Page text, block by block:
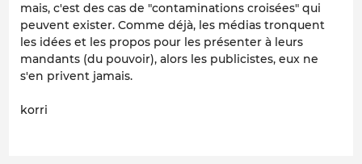
mais, c'est des cas de "contaminations croisées" qui
peuvent exister. Comme déjà, les médias tronquent
les idées et les propos pour les présenter à leurs
mandants (du pouvoir), alors les publicistes, eux ne
s'en privent jamais.
korri